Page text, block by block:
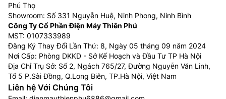
cài đặt trước đó.
Tất cả các bộ điều khiển có dây đều có cảm biến
nhiệt độ tích hợp cho phép kích hoạt cảm biến nhiệt
độ gần hơn đến khu vực mục tiêu để cải thiện sự thoải
mái. Nó có thể được kết nối trực tiếp với bo mạch
chính của thiết bị để bắt đầu hoạt động mà không cần
cài đặt thêm hoặc sửa đổi. Tính năng này có thể được
cài đặt bởi người cài đặt trong quá trình vận hành thử.
Phú Thọ
Showroom: Số 331 Nguyễn Huệ, Ninh Phong, Ninh Bình
Công Ty Cổ Phần Điện Máy Thiên Phú
MST: 0107333989
Đăng Ký Thay Đổi Lần Thứ: 8, Ngày 05 tháng 09 năm 2024
Nơi Cấp: Phòng DKKD - Sở Kế Hoạch và Đầu Tư TP Hà Nội
Địa Chỉ Trụ Sở: Số 2, Ngách 765/27, Đường Nguyễn Văn Linh,
Tổ 5 P.Sài Đồng, Q.Long Biên, TP.Hà Nội, Việt Nam
Liên hệ Với Chúng Tôi